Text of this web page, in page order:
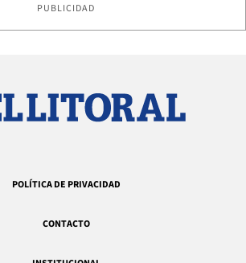
PUBLICIDAD
POLÍTICA DE PRIVACIDAD
CONTACTO